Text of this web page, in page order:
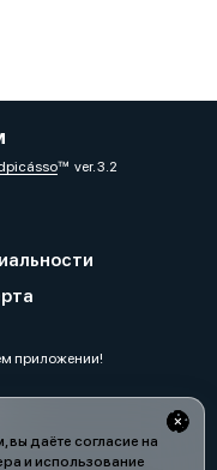
вы даёте согласие на
и использование
ver. 3.2
приложении!